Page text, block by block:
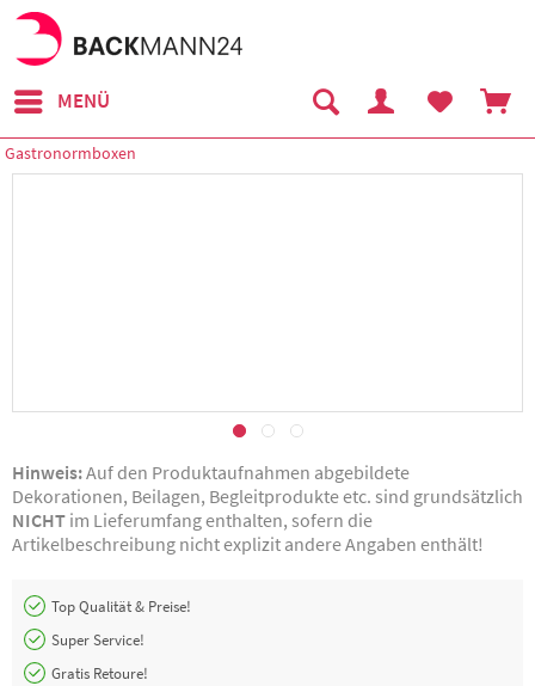
MENÜ
Gastronormboxen
Hinweis:Auf den Produktaufnahmen abgebildete
Dekorationen, Beilagen, Begleitprodukte etc. sind grundsätzlich
NICHT im Lieferumfang enthalten, sofern die
Artikelbeschreibung nicht explizit andere Angaben enthält!
Top Qualität & Preise!
Super Service!
Gratis Retoure!